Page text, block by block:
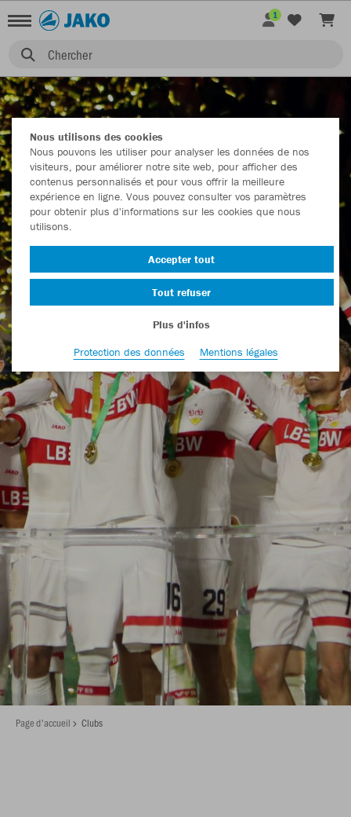
Chercher
1
CLUBS
Page d'accueil Clubs
Nous utilisons des cookies
Nous pouvons les utiliser pour analyser les données de nos
visiteurs, pour améliorer notre site web, pour afficher des
contenus personnalisés et pour vous offrir la meilleure
expérience en ligne. Vous pouvez consulter vos paramètres
pour obtenir plus d'informations sur les cookies que nous
utilisons.
Accepter tout
Tout refuser
Plus d'infos
Protection des données
Mentions légales